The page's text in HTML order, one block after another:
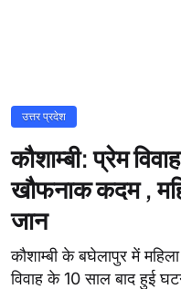
उत्तर प्रदेश
कौशाम्बी: प्रेम
खौफनाक कदम ,
जान
कौशाम्बी के बघेलापुर में
विवाह के 10 साल बाद हुई